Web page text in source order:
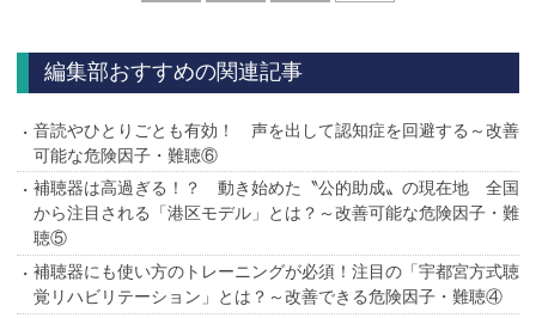
編集部おすすめの関連記事
音読やひとりごとも有効！ 声を出して認知症を回避する～改善
可能な危険因子・難聴⑥
補聴器は高過ぎる！？ 動き始めた〝公的助成〟の現在地 全国
から注目される「港区モデル」とは？～改善可能な危険因子・難
聴⑤
補聴器にも使い方のトレーニングが必須！注目の「宇都宮方式聴
覚リハビリテーション」とは？～改善できる危険因子・難聴④